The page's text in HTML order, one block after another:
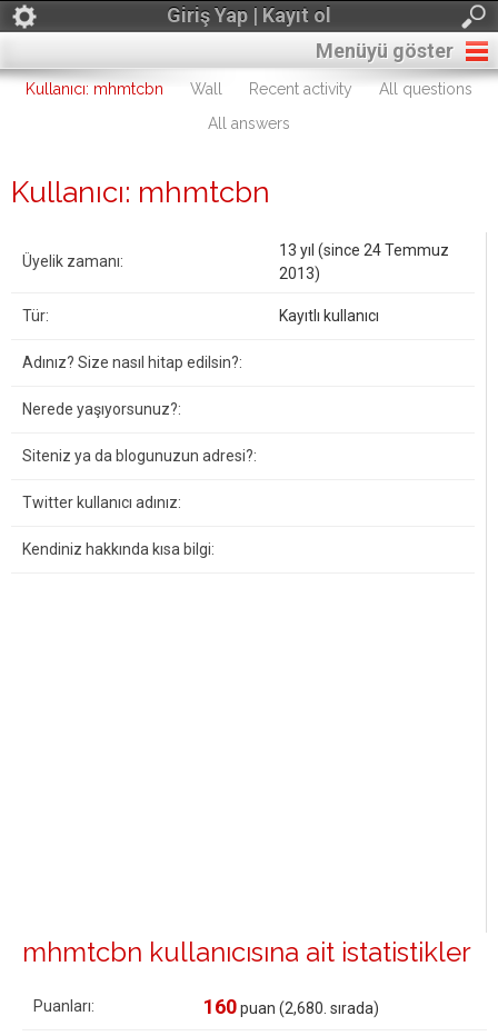
Giriş Yap | Kayıt ol
Menüyü göster
Kullanıcı: mhmtcbn Wall Recent activity
All questions
All answers
Kullanıcı: mhmtcbn
Üyelik zamanı:
13 yıl (since 24 Temmuz
2013)
Tür: Kayıtlı kullanıcı
Adınız? Size nasıl hitap edilsin?:
Nerede yaşıyorsunuz?:
Siteniz ya da blogunuzun adresi?:
Twitter kullanıcı adınız:
Kendiniz hakkında kısa bilgi:
mhmtcbn kullanıcısına ait istatistikler
Puanları: 160puan (2,680 . sırada)